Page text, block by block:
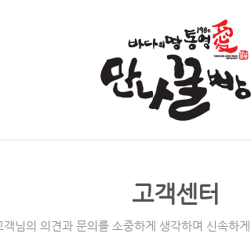
고객센터
객님의 의견과 문의를 소중하게 생각하며 신속하